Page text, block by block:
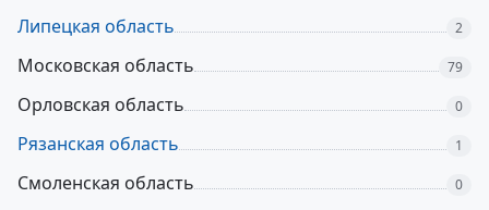
Липецкая область 2
Московская область 79
Орловская область 0
Рязанская область 1
Смоленская область 0